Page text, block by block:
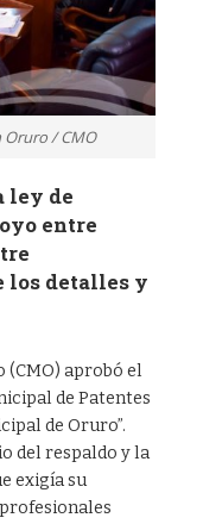
Oruro / CMO
ley de
entre
los detalles y
(CMO) aprobó el
de Patentes
de Oruro”.
del respaldo y la
exigía su